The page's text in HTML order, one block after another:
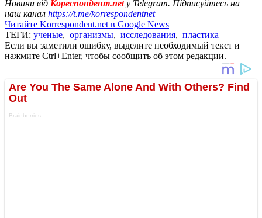
Новини від Кореспондент.netу Telegram. Підписуйтесь на
наш канал https://t.me/korrespondentnet
Читайте Korrespondent.net в Google News
ТЕГИ: ученые, организмы, исследования, пластика
Если вы заметили ошибку, выделите необходимый текст и
нажмите Ctrl+Enter, чтобы сообщить об этом редакции.